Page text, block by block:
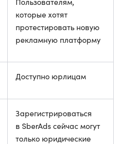
которые хотят
протестировать новую
рекламную платформу
Доступно юрлицам
Зарегистрироваться
в SberAds сейчас могут
только юридические